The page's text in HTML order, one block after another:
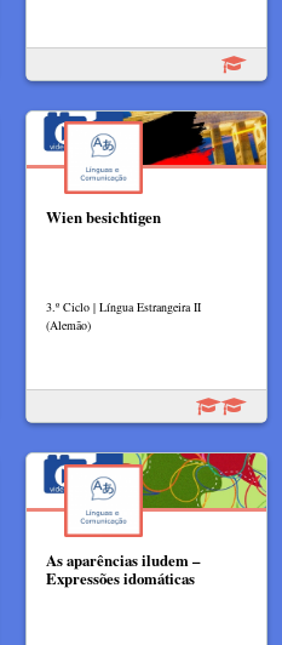
Wien besichtigen
3.º Ciclo | Língua Estrangeira II
(Alemão)
As aparências iludem –
Expressões idomáticas